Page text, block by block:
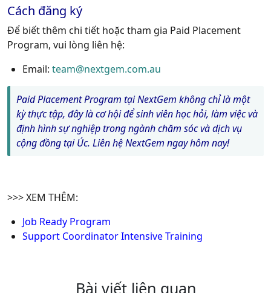
Cách đăng ký
Để biết thêm chi tiết hoặc tham gia Paid Placement
Program, vui lòng liên hệ:
Email: team@nextgem.com.au
Paid Placement Program tại NextGem không chỉ là một
kỳ thực tập, đây là cơ hội để sinh viên học hỏi, làm việc và
định hình sự nghiệp trong ngành chăm sóc và dịch vụ
cộng đồng tại Úc. Liên hệ NextGem ngay hôm nay!
>>> XEM THÊM:
Job Ready Program
Support Coordinator Intensive Training
Bài viết liên quan